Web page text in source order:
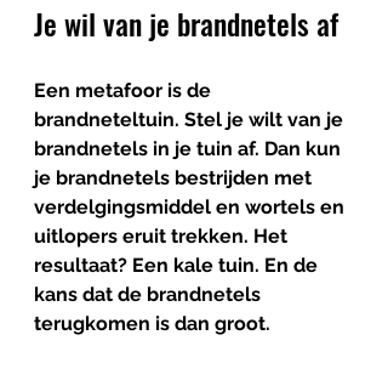
Je wil van je brandnetels af
Een metafoor is de
brandneteltuin. Stel je wilt van je
brandnetels in je tuin af. Dan kun
je brandnetels bestrijden met
verdelgingsmiddel en wortels en
uitlopers eruit trekken. Het
resultaat? Een kale tuin. En de
kans dat de brandnetels
terugkomen is dan groot.